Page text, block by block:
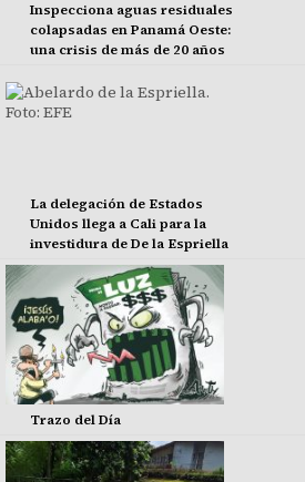
Inspecciona aguas residuales
colapsadas en Panamá Oeste:
una crisis de más de 20 años
La delegación de Estados
Unidos llega a Cali para la
investidura de De la Espriella
Trazo del Día